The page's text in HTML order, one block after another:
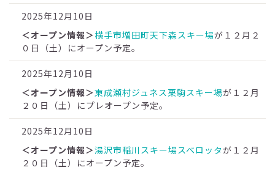
2025年12月10日
＜オープン情報＞横手市増田町天下森スキー場が１２月２
０日（土）にオープン予定。
2025年12月10日
＜オープン情報＞東成瀬村ジュネス栗駒スキー場が１２月
２０日（土）にプレオープン予定。
2025年12月10日
＜オープン情報＞湯沢市稲川スキー場スベロッタが１２月
２０日（土）にオープン予定。